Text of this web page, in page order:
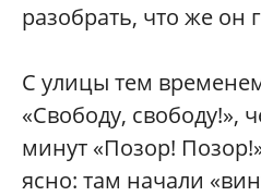
разобрать, что же он
С улицы тем
«Свободу, свободу!»,
минут «Позор!
ясно: там начали